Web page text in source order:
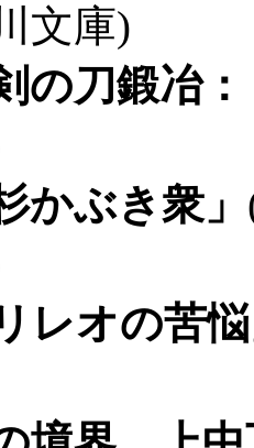
文庫)
の刀鍛冶
かぶき衆」
レオの苦